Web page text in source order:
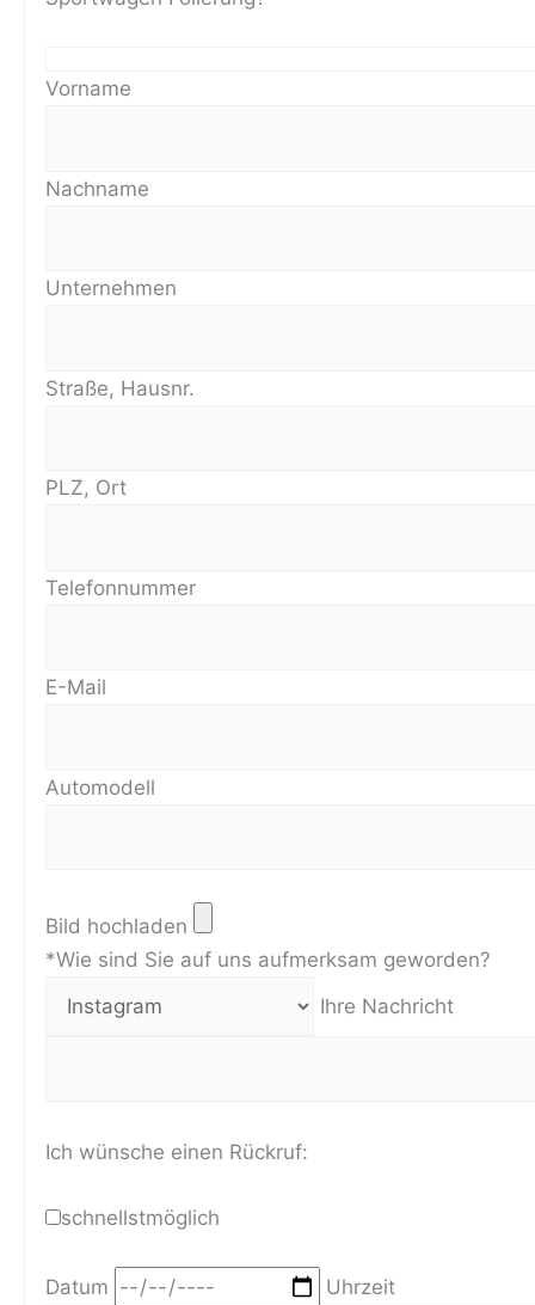
Vorname
Nachname
Unternehmen
Straße, Hausnr.
PLZ, Ort
Telefonnummer
E-Mail
Automodell
Bild hochladen
*Wie sind Sie auf uns aufmerksam geworden?
Ihre Nachricht
Ich wünsche einen Rückruf:
schnellstmöglich
Datum Uhrzeit